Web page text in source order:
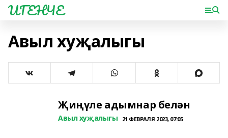
ИГЕНЧЕ
Авыл хуҗалыгы
Җиңүле адымнар белән
Авыл хуҗалыгы 21 ФЕВРАЛЯ 2023, 07:05